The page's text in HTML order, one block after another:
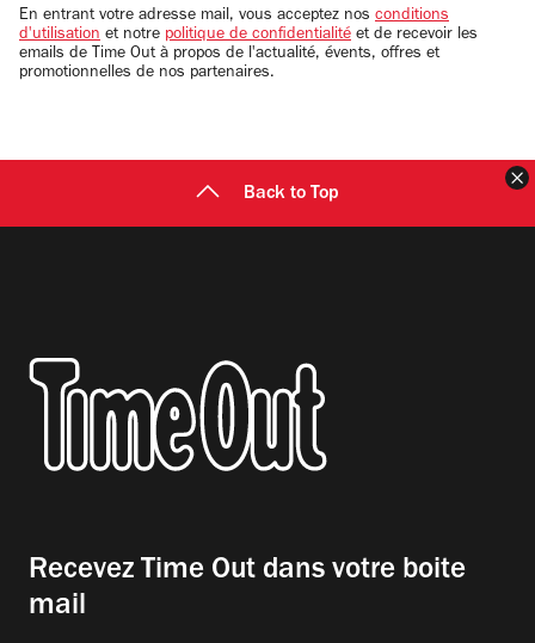
email
En entrant votre adresse mail, vous acceptez nos conditions
d'utilisation et notre politique de confidentialité et de recevoir les
emails de Time Out à propos de l'actualité, évents, offres et
promotionnelles de nos partenaires.
Back to Top
Recevez Time Out dans votre boite
mail